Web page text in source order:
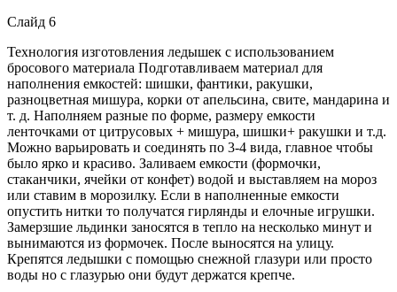
Слайд 6
Технология изготовления ледышек с использованием
бросового материала Подготавливаем материал для
наполнения емкостей: шишки, фантики, ракушки,
разноцветная мишура, корки от апельсина, свите, мандарина и
т. д. Наполняем разные по форме, размеру емкости
ленточками от цитрусовых + мишура, шишки+ ракушки и т.д.
Можно варьировать и соединять по 3-4 вида, главное чтобы
было ярко и красиво. Заливаем емкости (формочки,
стаканчики, ячейки от конфет) водой и выставляем на мороз
или ставим в морозилку. Если в наполненные емкости
опустить нитки то получатся гирлянды и елочные игрушки.
Замерзшие льдинки заносятся в тепло на несколько минут и
вынимаются из формочек. После выносятся на улицу.
Крепятся ледышки с помощью снежной глазури или просто
воды но с глазурью они будут держатся крепче.